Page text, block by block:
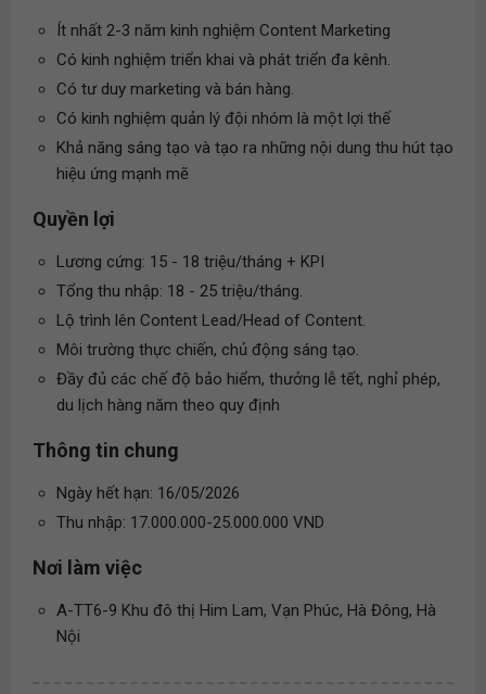
Ít nhất 2-3 năm kinh nghiệm Content Marketing
Có kinh nghiệm triển khai và phát triển đa kênh.
Có tư duy marketing và bán hàng.
Có kinh nghiệm quản lý đội nhóm là một lợi thế
Khả năng sáng tạo và tạo ra những nội dung thu hút tạo
hiệu ứng mạnh mẽ
Quyền lợi
Lương cứng: 15 - 18 triệu/tháng + KPI
Tổng thu nhập: 18 - 25 triệu/tháng.
Lộ trình lên Content Lead/Head of Content.
Môi trường thực chiến, chủ động sáng tạo.
Đầy đủ các chế độ bảo hiểm, thưởng lễ tết, nghỉ phép,
du lịch hàng năm theo quy định
Thông tin chung
Ngày hết hạn: 16/05/2026
Thu nhập: 17.000.000-25.000.000 VND
Nơi làm việc
A-TT6-9 Khu đô thị Him Lam, Vạn Phúc, Hà Đông, Hà
Nội